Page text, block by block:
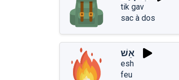
tik gav
sac à dos
אֵשׁ
esh
feu